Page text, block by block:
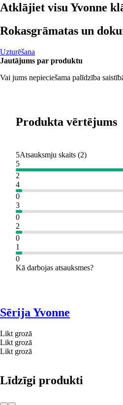
Atklājiet visu Yvonne
Rokasgrāmatas un
Uzturēšana
Jautājums par produktu
Vai jums nepieciešama palīdzība
Produkta vērtējums
5Atsauksmju skaits (2)
5
2
4
0
3
0
2
0
1
0
Kā darbojas atsauksmes?
Sērija Yvonne
Likt grozā
Likt grozā
Likt grozā
Līdzīgi produkti